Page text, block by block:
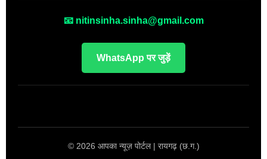
📧 nitinsinha.sinha@gmail.com
WhatsApp पर जुड़ें
© 2026 आपका न्यूज़ पोर्टल | रायगढ़ (छ.ग.)